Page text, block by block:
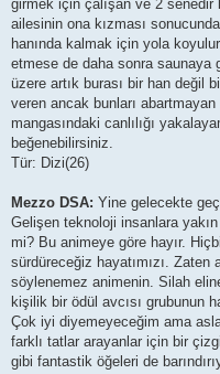
girmek için çalışan ve 2 senedir
ailesinin ona kızması
hanında kalmak için yola
etmese de daha sonra saunaya
üzere artık burası bir han değil
veren ancak bunları
mangasındaki canlılığı
beğenebilirsiniz.
Tür: Dizi(26)
Mezzo DSA: Yine gelecekte
Gelişen teknoloji insanlara
mi? Bu animeye göre hayır.
sürdüreceğiz hayatımızı.
söylenemez animenin. Silah
kişilik bir ödül avcısı grubunun
Çok iyi diyemeyeceğim ama
farklı tatlar arayanlar için bir
gibi fantastik öğeleri de